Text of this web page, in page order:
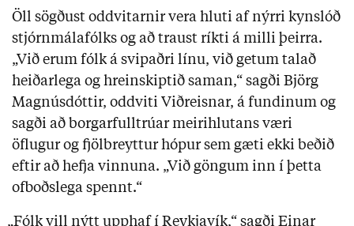
Öll sögðust oddvitarnir vera hluti af nýrri kynslóð
stjórnmálafólks og að traust ríkti á milli þeirra.
„Við erum fólk á svipaðri línu, við getum talað
heiðarlega og hreinskiptið saman,“ sagði Björg
Magnúsdóttir, oddviti Viðreisnar, á fundinum og
sagði að borgarfulltrúar meirihlutans væri
öflugur og fjölbreyttur hópur sem gæti ekki beðið
eftir að hefja vinnuna. „Við göngum inn í þetta
ofboðslega spennt.“
„Fólk vill nýtt upphaf í Reykjavík,“ sagði Einar